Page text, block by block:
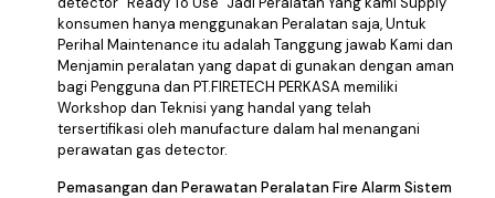
konsumen hanya menggunakan Peralatan saja, Untuk
Perihal Maintenance itu adalah Tanggung jawab Kami dan
Menjamin peralatan yang dapat di gunakan dengan aman
bagi Pengguna dan PT.FIRETECH PERKASA memiliki
Workshop dan Teknisi yang handal yang telah
tersertifikasi oleh manufacture dalam hal menangani
perawatan gas detector.
Pemasangan dan Perawatan Peralatan Fire Alarm Sistem